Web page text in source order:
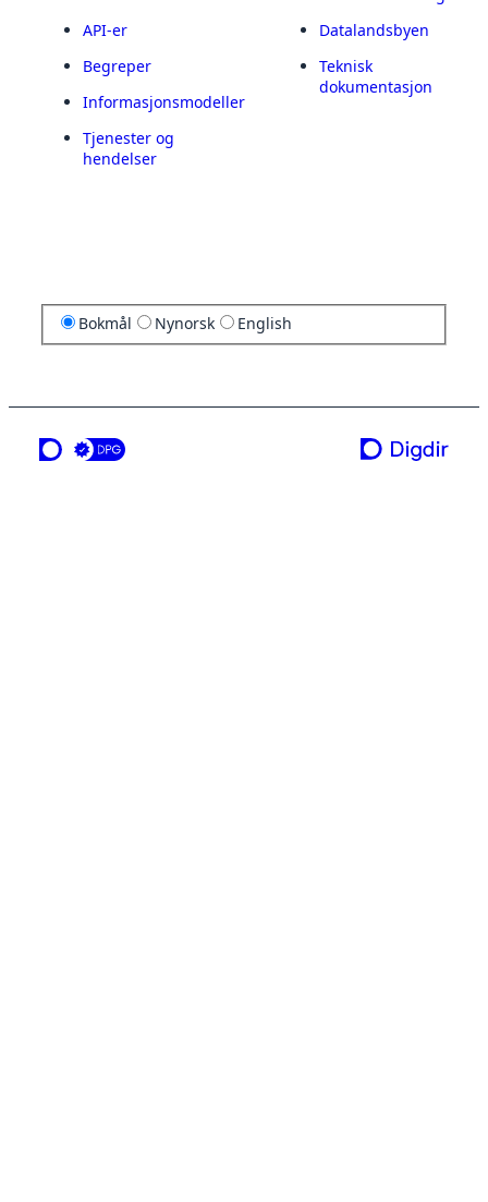
API-er
Begreper
Informasjonsmodeller
Tjenester og
hendelser
Datalandsbyen
Teknisk
dokumentasjon
Bokmål Nynorsk English